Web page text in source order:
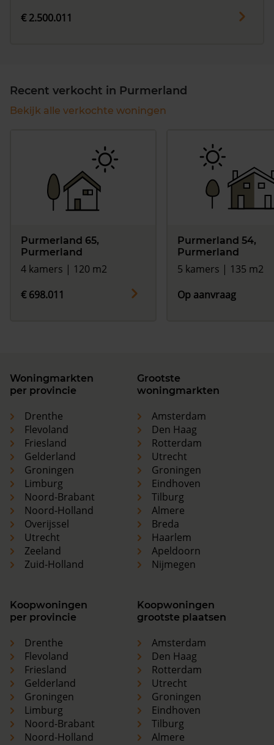
€ 2.500.011
Recent verkocht in Purmerland
Bekijk alle verkochte woningen
Purmerland 65,
Purmerland
4 kamers | 120 m2
€ 698.011
Purmerland 54,
Purmerland
5 kamers | 135 m2
Op aanvraag
Woningmarkten
per provincie
Drenthe
Flevoland
Friesland
Gelderland
Groningen
Limburg
Noord-Brabant
Noord-Holland
Overijssel
Utrecht
Zeeland
Zuid-Holland
Grootste
woningmarkten
Amsterdam
Den Haag
Rotterdam
Utrecht
Groningen
Eindhoven
Tilburg
Almere
Breda
Haarlem
Apeldoorn
Nijmegen
Koopwoningen
per provincie
Drenthe
Flevoland
Friesland
Gelderland
Groningen
Limburg
Noord-Brabant
Noord-Holland
Koopwoningen
grootste plaatsen
Amsterdam
Den Haag
Rotterdam
Utrecht
Groningen
Eindhoven
Tilburg
Almere